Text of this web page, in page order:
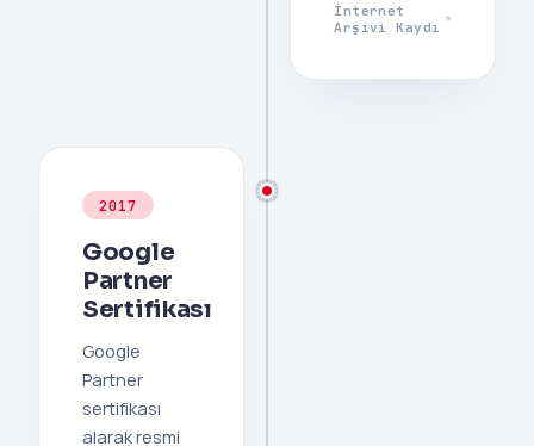
İnternet
Arşivi Kaydı
2017
Google
Partner
Sertifikası
Google
Partner
sertifikası
alarak resmi